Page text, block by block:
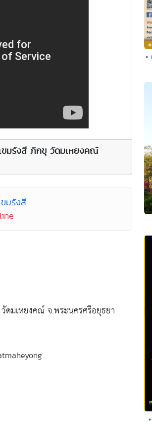
ขมรังสี ภิกขุ วัดมเหยงคณ์
มรังสี
ดมเหยงคณ์ จ.พระนครศรีอยุธยา
•